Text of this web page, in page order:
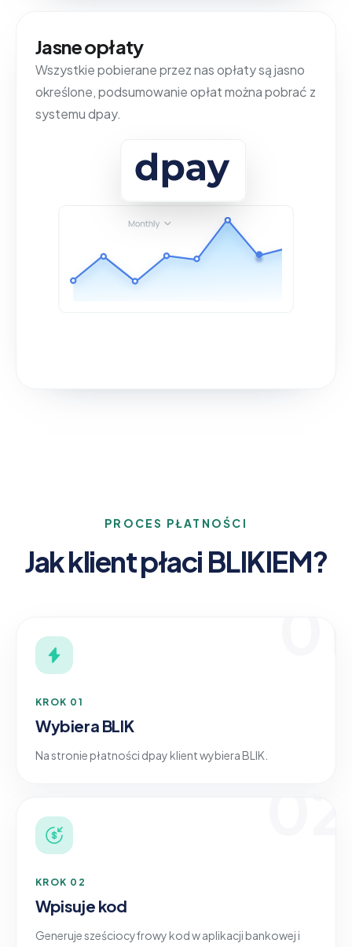
Jasne opłaty
Wszystkie pobierane przez nas opłaty są jasno
określone, podsumowanie opłat można pobrać z
systemu dpay.
PROCES PŁATNOŚCI
Jak klient płaci BLIKIEM?
KROK 01
Wybiera BLIK
Na stronie płatności dpay klient wybiera BLIK.
KROK 02
Wpisuje kod
Generuje sześciocyfrowy kod w aplikacji bankowej i